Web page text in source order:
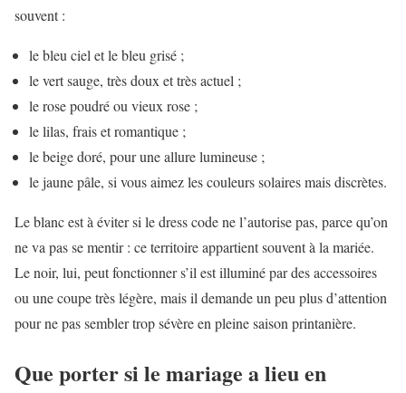
souvent :
le bleu ciel et le bleu grisé ;
le vert sauge, très doux et très actuel ;
le rose poudré ou vieux rose ;
le lilas, frais et romantique ;
le beige doré, pour une allure lumineuse ;
le jaune pâle, si vous aimez les couleurs solaires mais discrètes.
Le blanc est à éviter si le dress code ne l’autorise pas, parce qu’on
ne va pas se mentir : ce territoire appartient souvent à la mariée.
Le noir, lui, peut fonctionner s’il est illuminé par des accessoires
ou une coupe très légère, mais il demande un peu plus d’attention
pour ne pas sembler trop sévère en pleine saison printanière.
Que porter si le mariage a lieu en